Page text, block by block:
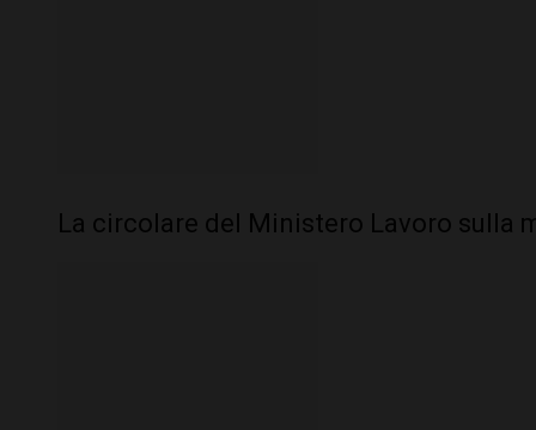
La circolare del Ministero Lavoro sulla